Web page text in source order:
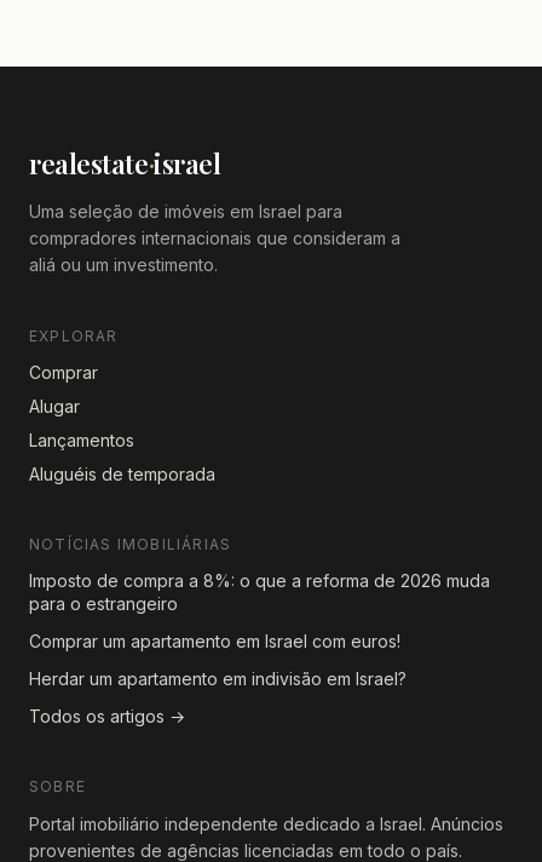
realestate·israel
Uma seleção de imóveis em Israel para
compradores internacionais que consideram a
aliá ou um investimento.
EXPLORAR
Comprar
Alugar
Lançamentos
Aluguéis de temporada
NOTÍCIAS IMOBILIÁRIAS
Imposto de compra a 8%: o que a reforma de 2026 muda
para o estrangeiro
Comprar um apartamento em Israel com euros!
Herdar um apartamento em indivisão em Israel?
Todos os artigos →
SOBRE
Portal imobiliário independente dedicado a Israel. Anúncios
provenientes de agências licenciadas em todo o país.